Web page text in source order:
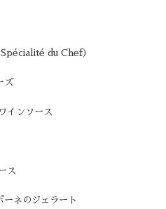
du Chef）
ズ
インソース
ス
ネのジェラート